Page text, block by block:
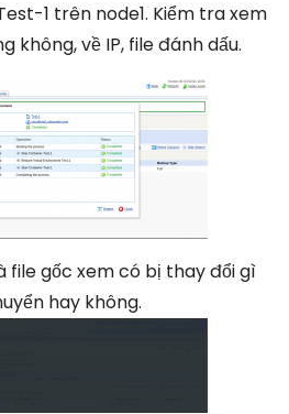
1 trên node1. Kiểm tra xem
không, về IP, file đánh dấu.
file gốc xem có bị thay đổi gì
hay không.